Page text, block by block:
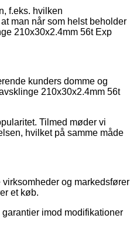
f.eks. hvilken
man når som helst beholder
210x30x2.4mm 56t Exp
kunders domme og
210x30x2.4mm 56t
Tilmed møder vi
hvilket på samme måde
og markedsfører
et køb.
imod modifikationer